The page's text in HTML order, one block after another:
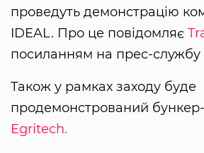
проведуть демонстрацію
IDEAL. Про це повідомляє
посиланням на прес-
Також у рамках заходу буде
продемонстрований
Egritech.